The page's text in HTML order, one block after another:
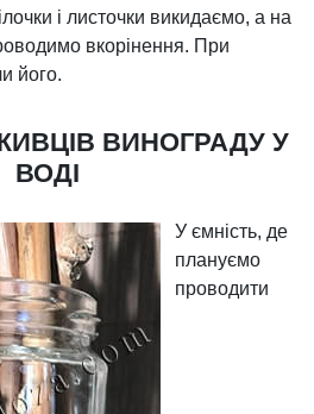
і листочки викидаємо, а на
вкорінення. При
його.
ВИНОГРАДУ У
ВОДІ
У ємність, де
плануємо
проводити